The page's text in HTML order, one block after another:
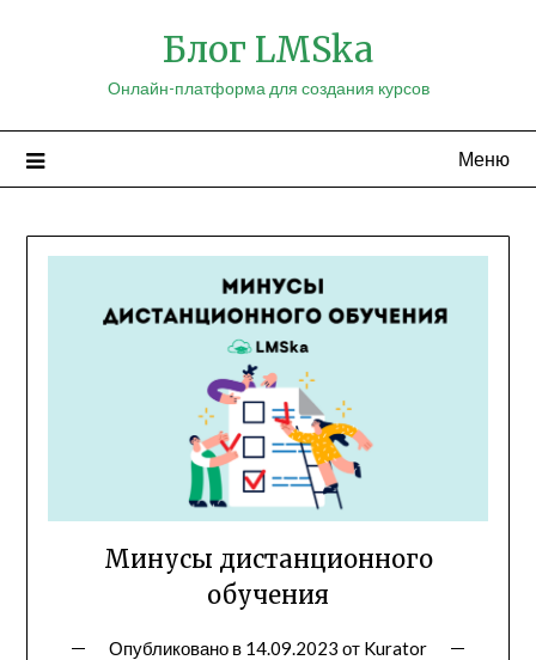
Блог LMSka
Онлайн-платформа для создания курсов
Меню
Минусы дистанционного
обучения
Опубликовано в 14.09.2023 от Kurator